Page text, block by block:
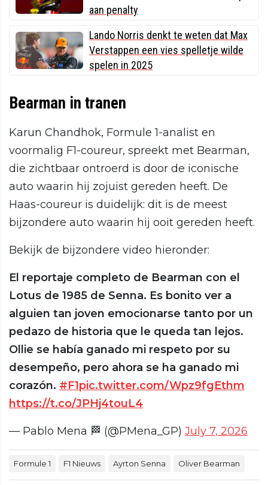
aan penalty
Lando Norris denkt te weten dat Max
Verstappen een vies spelletje wilde
spelen in 2025
Bearman in tranen
Karun Chandhok, Formule 1-analist en
voormalig F1-coureur, spreekt met Bearman,
die zichtbaar ontroerd is door de iconische
auto waarin hij zojuist gereden heeft. De
Haas-coureur is duidelijk: dit is de meest
bijzondere auto waarin hij ooit gereden heeft.
Bekijk de bijzondere video hieronder:
El reportaje completo de Bearman con el
Lotus de 1985 de Senna. Es bonito ver a
alguien tan joven emocionarse tanto por un
pedazo de historia que le queda tan lejos.
Ollie se había ganado mi respeto por su
desempeño, pero ahora se ha ganado mi
corazón. #F1pic.twitter.com/Wpz9fgEthm
https://t.co/JPHj4touL4
— Pablo Mena 🏁 (@PMena_GP) July 7, 2026
Formule 1 F1 Nieuws Ayrton Senna Oliver Bearman